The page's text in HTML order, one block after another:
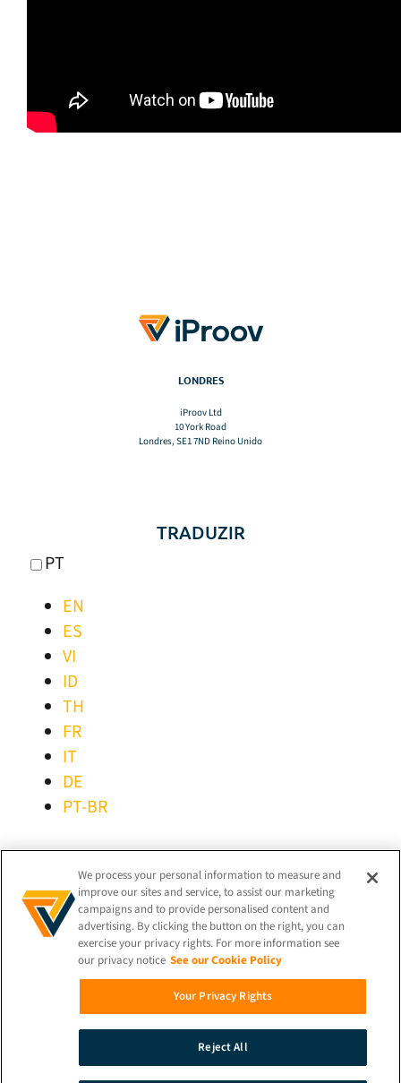
LONDRES
iProov Ltd
10 York Road
Londres, SE1 7ND Reino Unido
TRADUZIR
PT
EN
ES
VI
ID
TH
FR
IT
DE
PT-BR
MANTER-SE LIGADO!
© 2026 iProov |Política de Privacidade
Pesquisar
Demonstração
We process your personal information to measure and
improve our sites and service, to assist our marketing
campaigns and to provide personalised content and
advertising. By clicking the button on the right, you can
exercise your privacy rights. For more information see
our privacy notice See our Cookie Policy
Your Privacy Rights
Reject All